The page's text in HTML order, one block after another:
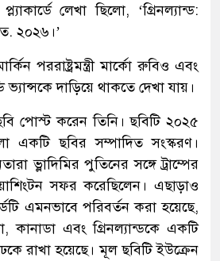
লেখা ছিলো, ‘গ্রিনল্যান্ড:
২০২৬।’
পররাষ্ট্রমন্ত্রী মার্কো রুবিও এবং
ভ্যান্সকে দাড়িয়ে থাকতে দেখা যায়।
পোস্ট করেন তিনি। ছবিটি ২০২৫
একটি ছবির সম্পাদিত সংস্করণ।
ভ্লাদিমির পুতিনের সঙ্গে ট্রাম্পের
সফর করেছিলেন। এছাড়াও
এমনভাবে পরিবর্তন করা হয়েছে,
কানাডা এবং গ্রিনল্যান্ডকে একটি
রাখা হয়েছে। মূল ছবিটি ইউক্রেন